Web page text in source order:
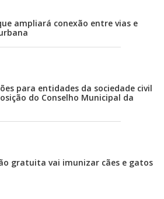
realiza leilão eletrônico de
IPRESP
ampliará conexão entre vias e
para entidades da sociedade civil
do Conselho Municipal da
gratuita vai imunizar cães e gatos